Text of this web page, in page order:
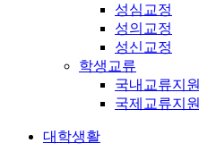
성심교정
성의교정
성신교정
학생교류
국내교류지원
국제교류지원
대학생활